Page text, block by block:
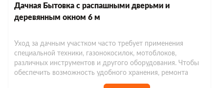
Дачная Бытовка с распашными дверьми и
деревянным окном 6 м
Уход за дачным участком часто требует применения
специальной техники, газонокосилок, мотоблоков,
различных инструментов и другого оборудования. Чтобы
обеспечить возможность удобного хранения, ремонта